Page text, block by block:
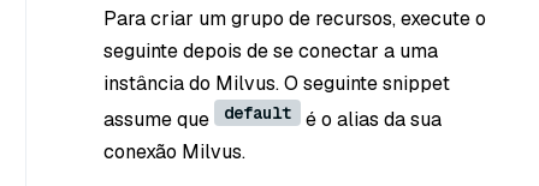
Para criar um grupo de recursos, execute o
seguinte depois de se conectar a uma
instância do Milvus. O seguinte snippet
assume que
default
é o alias da sua
conexão Milvus.